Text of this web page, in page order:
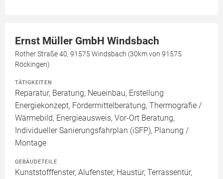
Ernst Müller GmbH Windsbach
Rother Straße 40, 91575 Windsbach (30km von 91575
Röckingen)
TÄTIGKEITEN
Reparatur, Beratung, Neueinbau, Erstellung
Energiekonzept, Fördermittelberatung, Thermografie /
Wärmebild, Energieausweis, Vor-Ort Beratung,
Individueller Sanierungsfahrplan (iSFP), Planung /
Montage
GEBÄUDETEILE
Kunststofffenster, Alufenster, Haustür, Terrassentür,